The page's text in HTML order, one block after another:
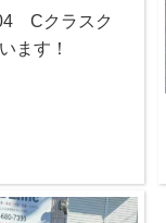
Cクラスク
ます！